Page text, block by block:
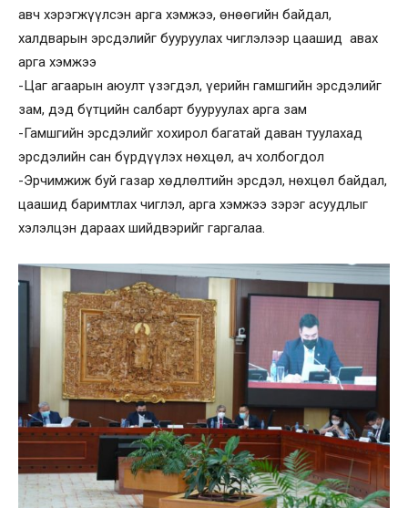
авч хэрэгжүүлсэн арга хэмжээ, өнөөгийн байдал,
халдварын эрсдэлийг бууруулах чиглэлээр цаашид авах
арга хэмжээ
-Цаг агаарын аюулт үзэгдэл, үерийн гамшгийн эрсдэлийг
зам, дэд бүтцийн салбарт бууруулах арга зам
-Гамшгийн эрсдэлийг хохирол багатай даван туулахад
эрсдэлийн сан бүрдүүлэх нөхцөл, ач холбогдол
-Эрчимжиж буй газар хөдлөлтийн эрсдэл, нөхцөл байдал,
цаашид баримтлах чиглэл, арга хэмжээ зэрэг асуудлыг
хэлэлцэн дараах шийдвэрийг гаргалаа.